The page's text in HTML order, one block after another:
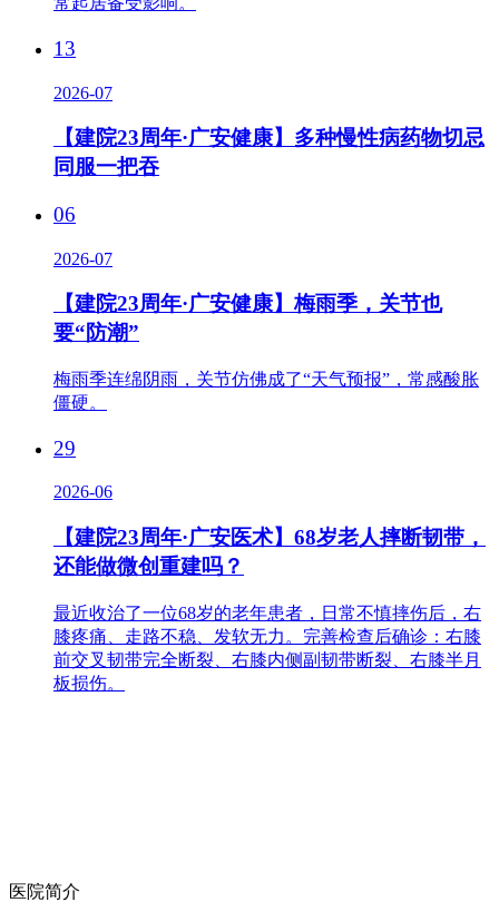
13
2026-07
【建院23周年·广安健康】多种慢性病药物切忌
同服一把吞
06
2026-07
【建院23周年·广安健康】梅雨季，关节也
要“防潮”
梅雨季连绵阴雨，关节仿佛成了“天气预报”，常感酸胀
僵硬。
29
2026-06
【建院23周年·广安医术】68岁老人摔断韧带，
还能做微创重建吗？
最近收治了一位68岁的老年患者，日常不慎摔伤后，右
膝疼痛、走路不稳、发软无力。完善检查后确诊：右膝
前交叉韧带完全断裂、右膝内侧副韧带断裂、右膝半月
板损伤。
医院简介